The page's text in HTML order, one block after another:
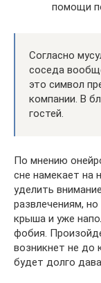
помощи
Согласно
соседа
это символ
компании. В
гостей.
По мнению
сне намекает на
уделить
развлечениям,
крыша и уже
фобия.
возникнет не до
будет долго